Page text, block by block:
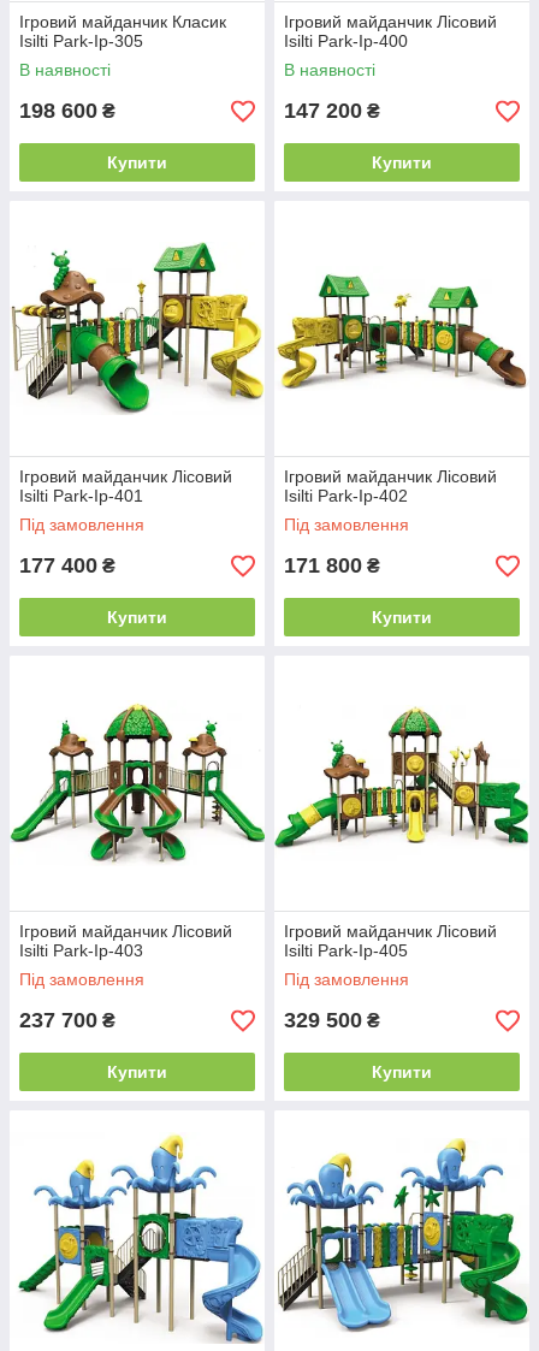
Ігровий майданчик Класик
Isilti Park-Iр-305
В наявності
198 600 ₴
Купити
Ігровий майданчик Лісовий
Isilti Park-Iр-400
В наявності
147 200 ₴
Купити
Ігровий майданчик Лісовий
Isilti Park-Iр-401
Під замовлення
177 400 ₴
Купити
Ігровий майданчик Лісовий
Isilti Park-Iр-402
Під замовлення
171 800 ₴
Купити
Ігровий майданчик Лісовий
Isilti Park-Iр-403
Під замовлення
237 700 ₴
Купити
Ігровий майданчик Лісовий
Isilti Park-Iр-405
Під замовлення
329 500 ₴
Купити